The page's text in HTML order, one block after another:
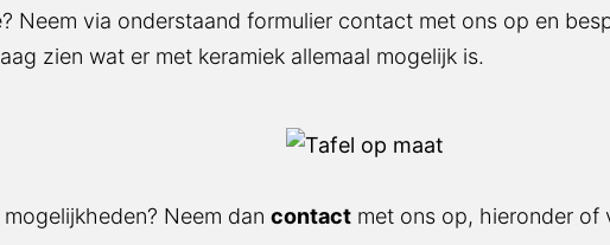
formulier contact met ons op en bespreek
keramiek allemaal mogelijk is.
Neem dancontactmet ons op, hieronder of